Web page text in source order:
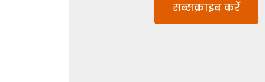
सब्सक्राइब करें